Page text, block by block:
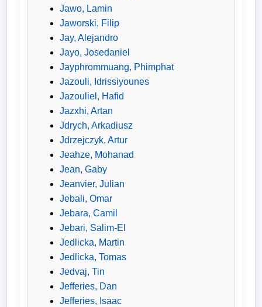
Jawo, Lamin
Jaworski, Filip
Jay, Alejandro
Jayo, Josedaniel
Jayphrommuang, Phimphat
Jazouli, Idrissiyounes
Jazouliel, Hafid
Jazxhi, Artan
Jdrych, Arkadiusz
Jdrzejczyk, Artur
Jeahze, Mohanad
Jean, Gaby
Jeanvier, Julian
Jebali, Omar
Jebara, Camil
Jebari, Salim-El
Jedlicka, Martin
Jedlicka, Tomas
Jedvaj, Tin
Jefferies, Dan
Jefferies, Isaac